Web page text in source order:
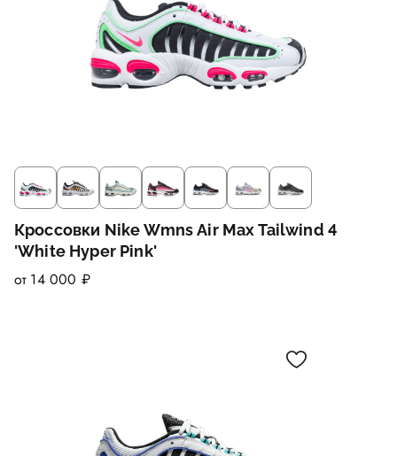
Кроссовки Nike Wmns Air Max Tailwind 4
'White Hyper Pink'
от 14 000 ₽